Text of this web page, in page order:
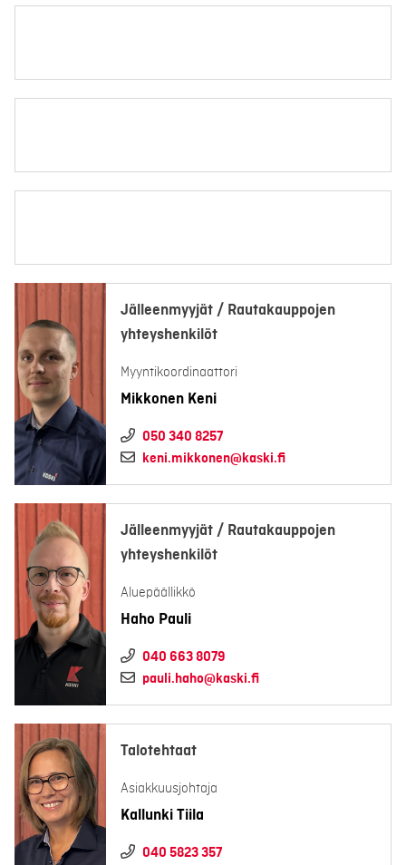
Jälleenmyyjät / Rautakauppojen
yhteyshenkilöt
Myyntikoordinaattori
Mikkonen Keni
050 340 8257
keni.mikkonen@kaski.fi
Jälleenmyyjät / Rautakauppojen
yhteyshenkilöt
Aluepäällikkö
Haho Pauli
040 663 8079
pauli.haho@kaski.fi
Talotehtaat
Asiakkuusjohtaja
Kallunki Tiila
040 5823 357